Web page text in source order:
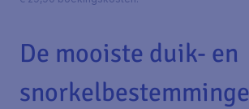
De mooiste duik- en